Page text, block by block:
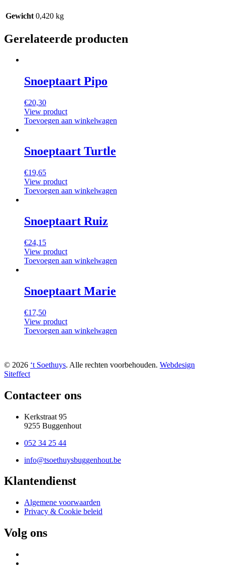
Gewicht 0,420 kg
Gerelateerde producten
Snoeptaart Pipo
€20,30
View product
Toevoegen aan winkelwagen
Snoeptaart Turtle
€19,65
View product
Toevoegen aan winkelwagen
Snoeptaart Ruiz
€24,15
View product
Toevoegen aan winkelwagen
Snoeptaart Marie
€17,50
View product
Toevoegen aan winkelwagen
© 2026 ‘t Soethuys. Alle rechten voorbehouden. Webdesign
Siteffect
Contacteer ons
Kerkstraat 95
9255 Buggenhout
052 34 25 44
info@tsoethuysbuggenhout.be
Klantendienst
Algemene voorwaarden
Privacy & Cookie beleid
Volg ons